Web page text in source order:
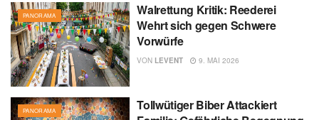
PANORAMA
Walrettung Kritik: Reederei
Wehrt sich gegen Schwere
Vorwürfe
VON LEVENT 9. MAI 2026
PANORAMA
Tollwütiger Biber Attackiert